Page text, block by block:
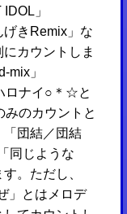
」
げきRemix」な
カウントしま
mix」
ロナイ○＊☆と
みのカウントと
「団結／団結
同じような
。ただし、
」とはメロデ